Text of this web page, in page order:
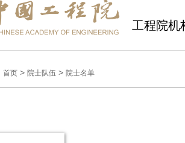
工程院机
首页> 院士队伍 > 院士名单